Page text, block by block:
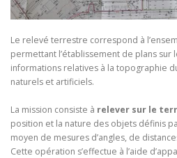
Le relevé terrestre correspond à
permettant l’établissement de plans
informations relatives à la topographie
naturels et artificiels.
La mission consiste à relever sur le
position et la nature des objets définis
moyen de mesures d’angles, de
Cette opération s’effectue à l’aide